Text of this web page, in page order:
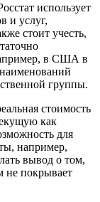
использует
и услуг,
стоит учесть,
в США в
группы.
стоимость
как
для
например,
вывод о том,
не покрывает